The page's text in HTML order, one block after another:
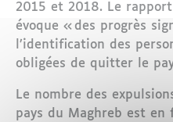
2015 et 2018. Le
évoque « des progrès
l’identification des
obligées de quitter le
Le nombre des
pays du Maghreb est en